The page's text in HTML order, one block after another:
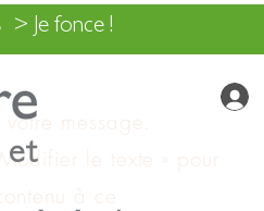
> Je fonce !
message.
le texte » pour
à ce
et